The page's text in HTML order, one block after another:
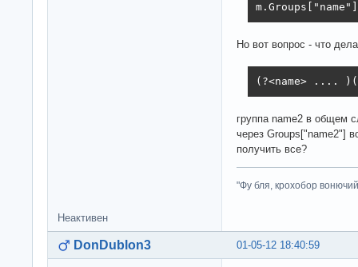
m.Groups["name"]
Но вот вопрос - что
(?<name> ....
группа name2 в общем
через Groups["name2"]
получить все?
"Фу бля, крохобор
Неактивен
01-05-12 18:40:59
DonDublon3